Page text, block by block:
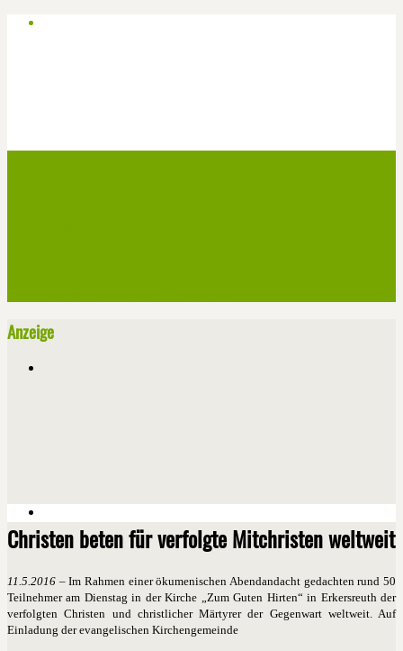
Anzeige
Christen beten für verfolgte Mitchristen weltweit
11.5.2016 – Im Rahmen einer ökumenischen Abendandacht gedachten rund 50
Teilnehmer am Dienstag in der Kirche „Zum Guten Hirten“ in Erkersreuth der
verfolgten Christen und christlicher Märtyrer der Gegenwart weltweit. Auf
Einladung der evangelischen Kirchengemeinde